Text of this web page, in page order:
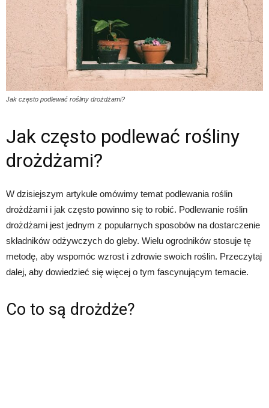
Jak często podlewać rośliny drożdżami?
Jak często podlewać rośliny
drożdżami?
W dzisiejszym artykule omówimy temat podlewania roślin
drożdżami i jak często powinno się to robić. Podlewanie roślin
drożdżami jest jednym z popularnych sposobów na dostarczenie
składników odżywczych do gleby. Wielu ogrodników stosuje tę
metodę, aby wspomóc wzrost i zdrowie swoich roślin. Przeczytaj
dalej, aby dowiedzieć się więcej o tym fascynującym temacie.
Co to są drożdże?